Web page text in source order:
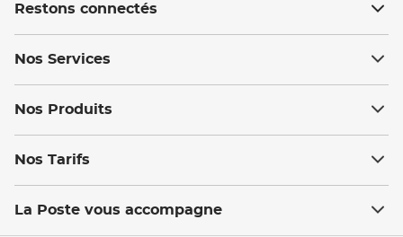
Restons connectés
Nos Services
Nos Produits
Nos Tarifs
La Poste vous accompagne